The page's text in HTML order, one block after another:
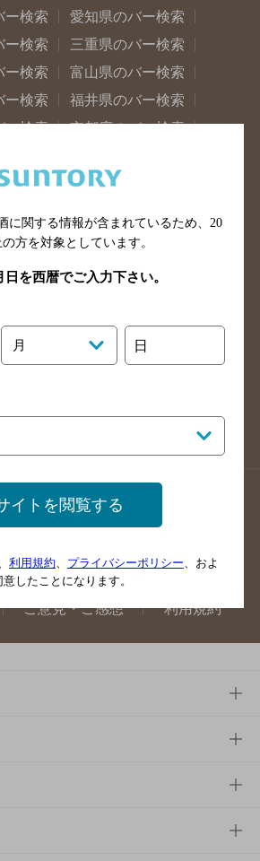
ー検索
愛知県のバー検索
ー検索
三重県のバー検索
ー検索
富山県のバー検索
ー検索
福井県のバー検索
ー検索
京都府のバー検索
検索
和歌山県のバー検索
ー検索
鳥取県のバー検索
ー検索
徳島県のバー検索
ー検索
福岡県のバー検索
ー検索
佐賀県のバー検索
案内
店舗情報更新方法のご案内
載店舗様ログイン
ご意見・ご感想 利用規約
に関する情報が含まれているため、 20
方を対象としています。
日を西暦でご入力下さい。
月 日
イトを閲覧する
利用規約 プライバシーポリシー 、およ
したことになります。